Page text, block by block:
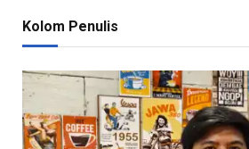
Kolom Penulis